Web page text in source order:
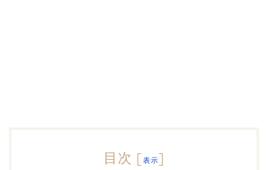
目次 [ 表示]